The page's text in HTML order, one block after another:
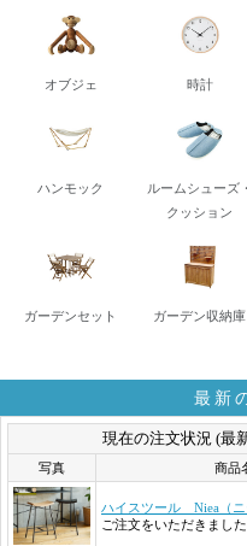
オブジェ 時計
ハンモック
ルームシューズ・
クッション
ガーデンセット ガーデン収納庫
最新